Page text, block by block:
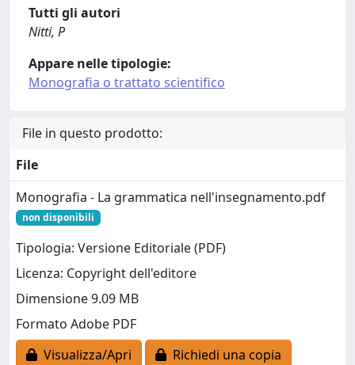
Tutti gli autori
Nitti, P
Appare nelle tipologie:
Monografia o trattato scientifico
File in questo prodotto:
File
Monografia - La grammatica nell'insegnamento.pdf
non disponibili
Tipologia: Versione Editoriale (PDF)
Licenza: Copyright dell'editore
Dimensione 9.09 MB
Formato Adobe PDF
Visualizza/Apri
Richiedi una copia